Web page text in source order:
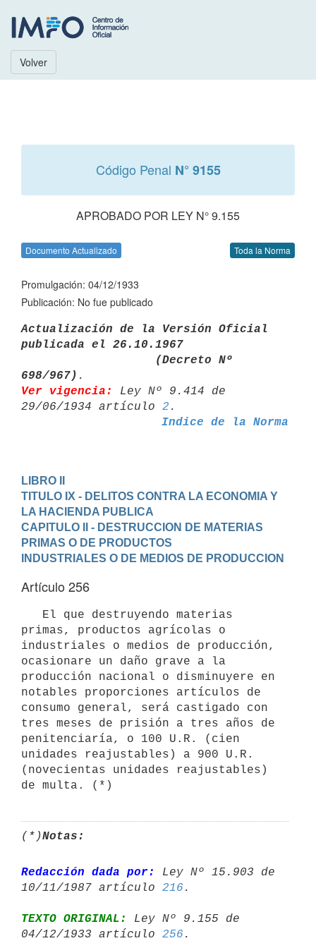
Volver
Código Penal N° 9155
APROBADO POR LEY N° 9.155
Documento Actualizado Toda la Norma
Promulgación: 04/12/1933
Publicación: No fue publicado
Actualización de la Versión Oficial
publicada el 26.10.1967
698/967)
Ver vigencia:
Ley Nº 9.414 de
29/06/1934 artículo 2
Indice de la Norma
LIBRO II
TITULO IX - DELITOS CONTRA LA ECONOMIA Y
LA HACIENDA PUBLICA
CAPITULO II - DESTRUCCION DE MATERIAS
PRIMAS O DE PRODUCTOS
INDUSTRIALES O DE MEDIOS DE PRODUCCION
Artículo 256
primas, productos agrícolas o
industriales o medios de producción,
ocasionare un daño grave a la
producción nacional o disminuyere en
notables proporciones artículos de
consumo general, será castigado con
tres meses de prisión a tres años de
penitenciaría, o 100 U.R. (cien
unidades reajustables) a 900 U.R.
(novecientas unidades reajustables)
de multa. (*)
(*)Notas:
Redacción dada por:
Ley Nº 15.903 de
10/11/1987 artículo 216
TEXTO ORIGINAL:
Ley Nº 9.155 de
04/12/1933 artículo 256